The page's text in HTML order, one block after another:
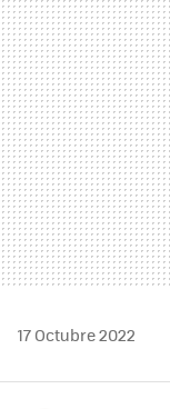
17 Octubre 2022